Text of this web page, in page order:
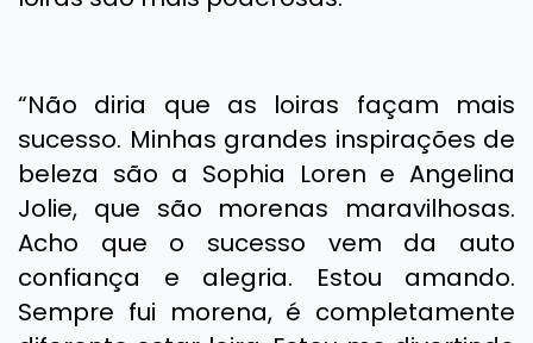
“Não diria que as loiras façam mais
sucesso. Minhas grandes inspirações de
beleza são a Sophia Loren e Angelina
Jolie, que são morenas maravilhosas.
Acho que o sucesso vem da auto
confiança e alegria. Estou amando.
Sempre fui morena, é completamente